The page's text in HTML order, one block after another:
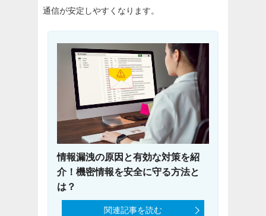
通信が安定しやすくなります。
情報漏洩の原因と有効な対策を紹
介！機密情報を安全に守る方法と
は？
関連記事を読む